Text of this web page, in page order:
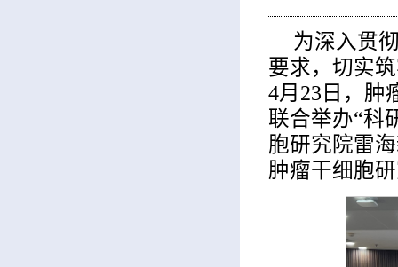
为深入贯
要求，切实
4月23日，肿
联合举办“科
胞研究院雷
肿瘤干细胞